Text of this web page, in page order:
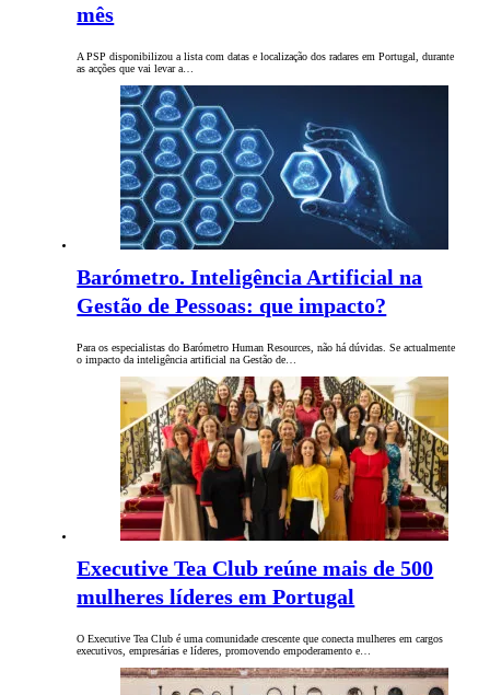
mês
A PSP disponibilizou a lista com datas e localização dos radares em Portugal, durante
as acções que vai levar a…
Barómetro. Inteligência Artificial na
Gestão de Pessoas: que impacto?
Para os especialistas do Barómetro Human Resources, não há dúvidas. Se actualmente
o impacto da inteligência artificial na Gestão de…
Executive Tea Club reúne mais de 500
mulheres líderes em Portugal
O Executive Tea Club é uma comunidade crescente que conecta mulheres em cargos
executivos, empresárias e líderes, promovendo empoderamento e…